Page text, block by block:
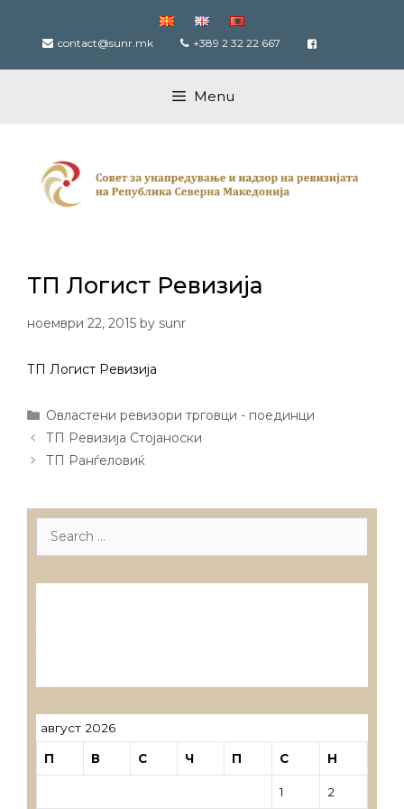
content contact@sunr.mk +389 2 32 22 667
Menu
ТП Логист Ревизија
ноември 22, 2015 by sunr
ТП Логист Ревизија
Categories
Овластени ревизори трговци - поединци
Post
navigation
ТП Ревизија Стојаноски
ТП Ранѓеловиќ
Search
август 2026
П В С Ч П С Н
1 2